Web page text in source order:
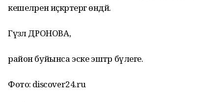
кешеләрен иҫкәртергә өндәй.
Гүзәл ДРОНОВА,
район буйынса эске эштәр бүлеге.
Фото: discover24.ru